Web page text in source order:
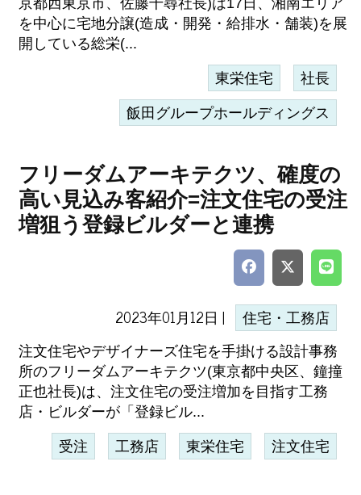
京都西東京市、佐藤千尋社長)は17日、湘南エリア
を中心に宅地分譲(造成・開発・給排水・舗装)を展
開している総栄(...
東栄住宅 社長
飯田グループホールディングス
フリーダムアーキテクツ、確度の
高い見込み客紹介=注文住宅の受注
増狙う登録ビルダーと連携
2023年01月12日 | 住宅・工務店
注文住宅やデザイナーズ住宅を手掛ける設計事務
所のフリーダムアーキテクツ(東京都中央区、鐘撞
正也社長)は、注文住宅の受注増加を目指す工務
店・ビルダーが「登録ビル...
受注 工務店 東栄住宅 注文住宅